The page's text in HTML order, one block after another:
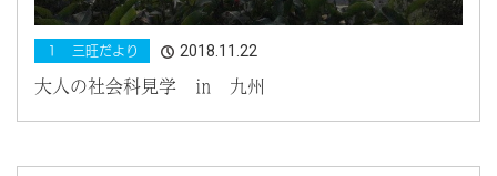
１ 三旺だより 2018.11.22
大人の社会科見学 ㏌ 九州